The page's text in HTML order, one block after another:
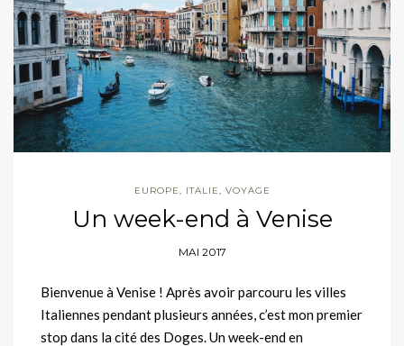
EUROPE ITALIE VOYAGE
Un week-end à Venise
MAI 2017
Bienvenue à Venise ! Après avoir parcouru les villes
Italiennes pendant plusieurs années, c’est mon premier
stop dans la cité des Doges. Un week-end en